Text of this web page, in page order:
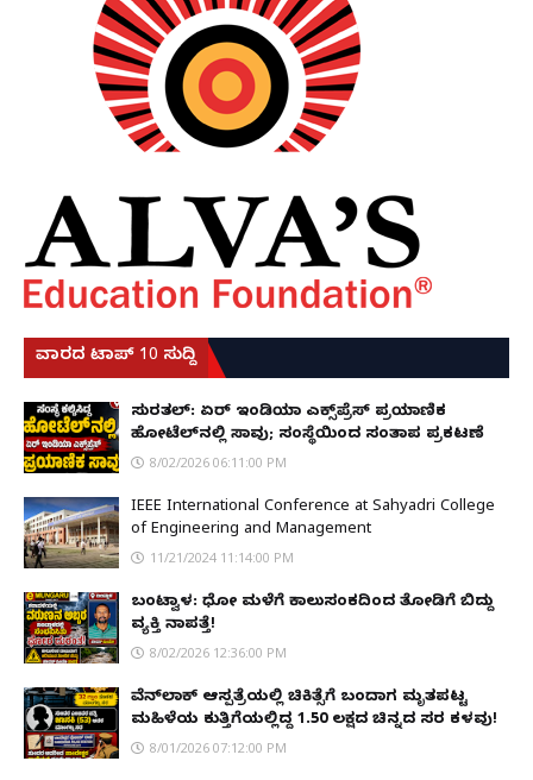
ವಾರದ ಟಾಪ್ 10 ಸುದ್ದಿ
ಸುರತ್ಕಲ್: ಏರ್ ಇಂಡಿಯಾ ಎಕ್ಸ್‌ಪ್ರೆಸ್ ಪ್ರಯಾಣಿಕ
ಹೋಟೆಲ್‌ನಲ್ಲಿ ಸಾವು; ಸಂಸ್ಥೆಯಿಂದ ಸಂತಾಪ ಪ್ರಕಟಣೆ
8/02/2026 06:11:00 PM
IEEE International Conference at Sahyadri College
of Engineering and Management
11/21/2024 11:14:00 PM
ಬಂಟ್ವಾಳ: ಧೋ ಮಳೆಗೆ ಕಾಲುಸಂಕದಿಂದ ತೋಡಿಗೆ ಬಿದ್ದು
ವ್ಯಕ್ತಿ ನಾಪತ್ತೆ!
8/02/2026 12:36:00 PM
ವೆನ್‌ಲಾಕ್ ಆಸ್ಪತ್ರೆಯಲ್ಲಿ ಚಿಕಿತ್ಸೆಗೆ ಬಂದಾಗ ಮೃತಪಟ್ಟ
ಮಹಿಳೆಯ ಕುತ್ತಿಗೆಯಲ್ಲಿದ್ದ ₹1.50 ಲಕ್ಷದ ಚಿನ್ನದ ಸರ ಕಳವು!
8/01/2026 07:12:00 PM